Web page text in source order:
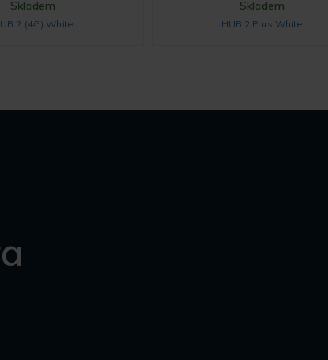
Skladem
2 (4G) White
Skladem
HUB 2 Plus White